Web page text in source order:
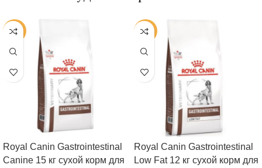
-25%
Royal Canin Gastrointestinal
Canine 15 кг сухой корм для
-25%
Royal Canin Gastrointestinal
Low Fat 12 кг сухой корм для